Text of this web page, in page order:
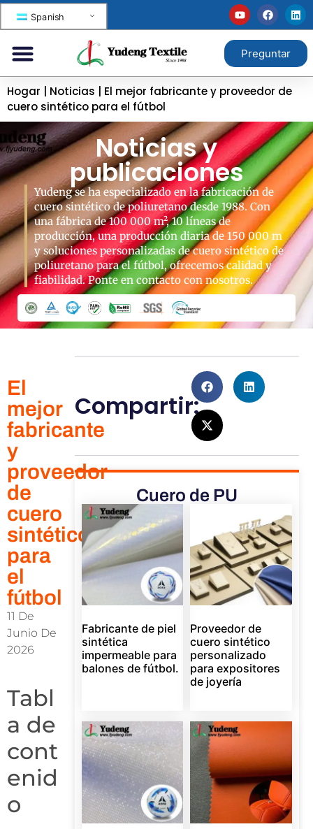
Spanish
Preguntar
Hogar Noticias
El mejor fabricante y proveedor de
cuero sintético para el fútbol
Noticias y
publicaciones
Yudeng se ha especializado en la fabricación de
cuero sintético de poliuretano desde 1988. Con
una fábrica de 100 000 m², 10 líneas de
producción, una producción diaria de 150 000 m
y soluciones personalizadas de cuero sintético de
poliuretano para el fútbol, ofrecemos calidad y
fiabilidad. Ponte en contacto con nosotros.
El
mejor
fabricante
y
proveedor
de
cuero
sintético
para
el
fútbol
11 De
Junio De
2026
Tabl
a de
cont
enid
o
Compartir:
Cuero de PU
Fabricante de piel
sintética
impermeable para
balones de fútbol.
Proveedor de
cuero sintético
personalizado
para expositores
de joyería